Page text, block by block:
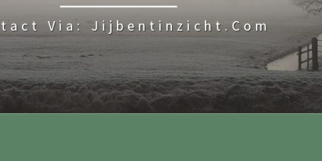
Via: Jijbentinzicht.com